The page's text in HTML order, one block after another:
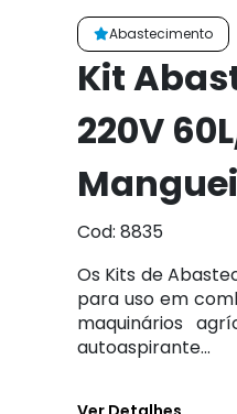
Abastecimento
Kit
220V
Cod: 8835
Os Kits de
para uso em
maquinários
autoaspirante...